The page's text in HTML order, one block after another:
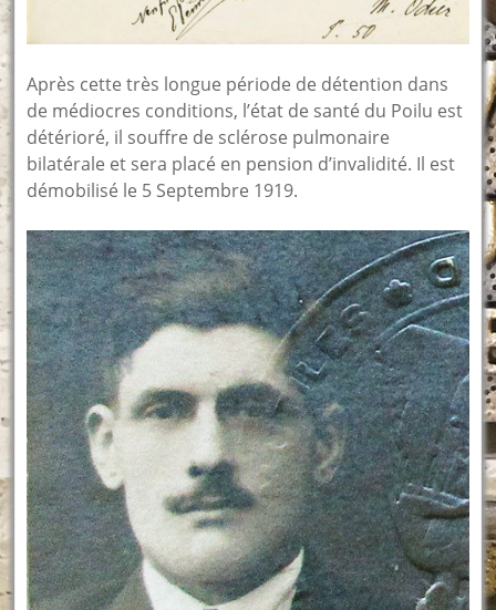
Après cette très longue période de détention dans
de médiocres conditions, l’état de santé du Poilu est
détérioré, il souffre de sclérose pulmonaire
bilatérale et sera placé en pension d’invalidité. Il est
démobilisé le 5 Septembre 1919.